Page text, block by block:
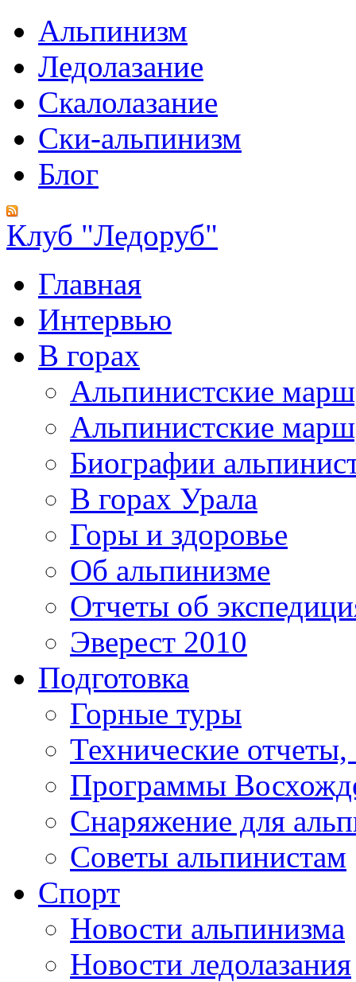
Альпинизм
Ледолазание
Скалолазание
Ски-альпинизм
Блог
Клуб "Ледоруб"
Главная
Интервью
В горах
Альпинистские
Альпинистские
Биографии
В горах Урала
Горы и здоровье
Об альпинизме
Отчеты об
Эверест 2010
Подготовка
Горные туры
Технические
Программы
Снаряжение для
Советы альпинистам
Спорт
Новости альпинизма
Новости ледолазания